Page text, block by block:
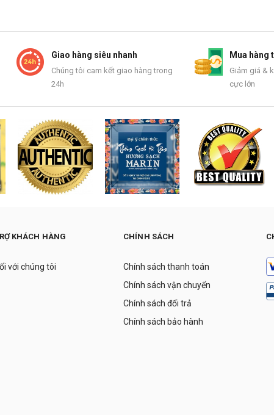
Giao hàng siêu nhanh
Chúng tôi cam kết giao hàng trong
24h
Mua hàng
Giảm giá &
cực lớn
KHÁCH HÀNG
với chúng tôi
CHÍNH SÁCH
Chính sách thanh toán
Chính sách vận chuyển
Chính sách đổi trả
Chính sách bảo hành